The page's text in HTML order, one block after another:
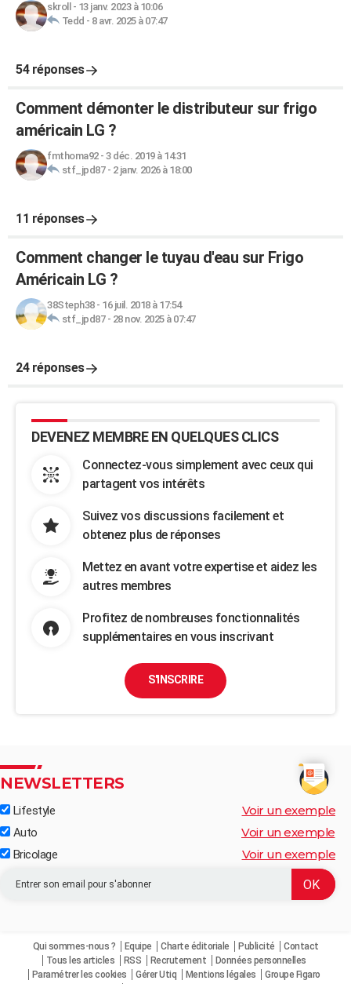
skroll - 13 janv. 2023 à 10:06
Tedd - 8 avr. 2025 à 07:47
54 réponses
Comment démonter le distributeur sur frigo
américain LG ?
fmthoma92- 3 déc. 2019 à 14:31
stf_jpd87- 2 janv. 2026 à 18:00
11 réponses
Comment changer le tuyau d'eau sur Frigo
Américain LG ?
38Steph38- 16 juil. 2018 à 17:54
stf_jpd87- 28 nov. 2025 à 07:47
24 réponses
DEVENEZ MEMBRE EN QUELQUES CLICS
Connectez-vous simplement avec ceux qui
partagent vos intérêts
Suivez vos discussions facilement et
obtenez plus de réponses
Mettez en avant votre expertise et aidez les
autres membres
Profitez de nombreuses fonctionnalités
supplémentaires en vous inscrivant
S'INSCRIRE
NEWSLETTERS
Lifestyle Voir un exemple
Auto Voir un exemple
Bricolage Voir un exemple
Qui sommes-nous ? Equipe Charte éditoriale Publicité
Contact
Tous les articles
RSS Recrutement
Données personnelles
Paramétrer les cookies
Gérer Utiq Mentions légales
Groupe Figaro